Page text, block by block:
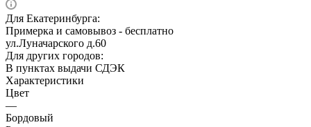
Для Екатеринбурга:
Примерка и самовывоз - бесплатно
ул.Луначарского д.60
Для других городов:
В пунктах выдачи СДЭК
Характеристики
Цвет
—
Бордовый